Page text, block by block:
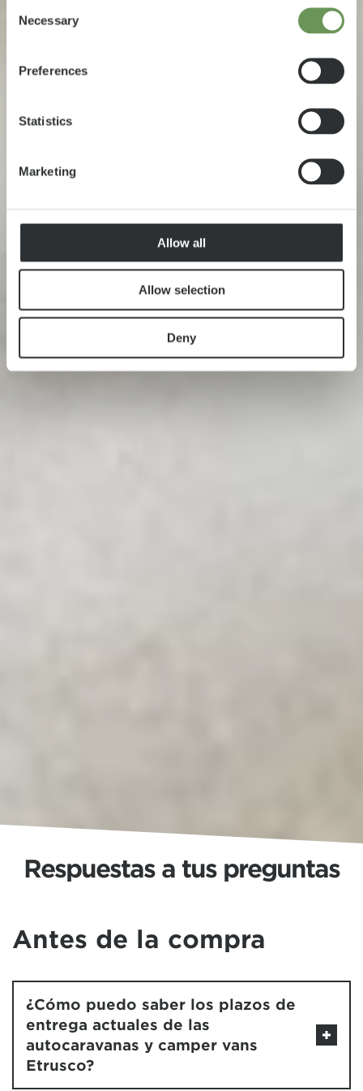
Selection
Necessary
Preferences
Statistics
Marketing
Allow all
Allow selection
Deny
Respuestas a tus preguntas
Antes de la compra
¿Cómo puedo saber los plazos de
entrega actuales de las
autocaravanas y camper vans
Etrusco?